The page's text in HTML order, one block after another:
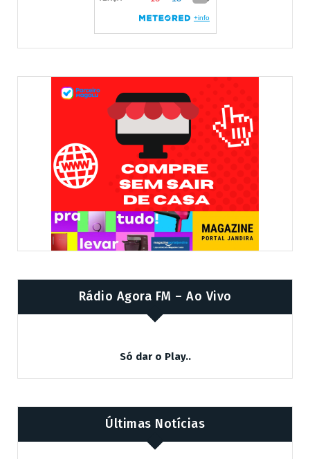
Rádio Agora FM – Ao Vivo
Só dar o Play..
Últimas Notícias